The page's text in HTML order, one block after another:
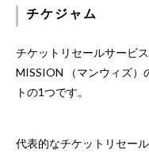
チケジャム
チケットリセールサービ
MISSION （マンウィズ）
トの1つです。
代表的なチケットリセー